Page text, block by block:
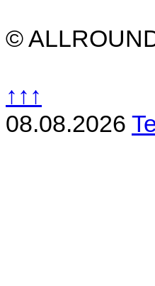
©
↑↑↑
08.08.2026